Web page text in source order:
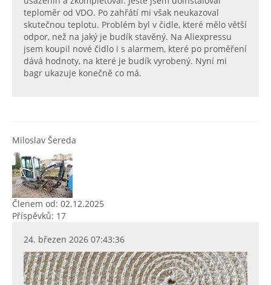
teploměr od VDO. Po zahřátí mi však neukazoval
skutečnou teplotu. Problém byl v čidle, které mělo větší
odpor, než na jaký je budík stavěný. Na Aliexpressu
jsem koupil nové čidlo i s alarmem, které po proměření
dává hodnoty, na které je budík vyrobený. Nyní mi
bagr ukazuje konečně co má.
Miloslav Šereda
Členem od: 02.12.2025
Příspěvků: 17
24. březen 2026 07:43:36